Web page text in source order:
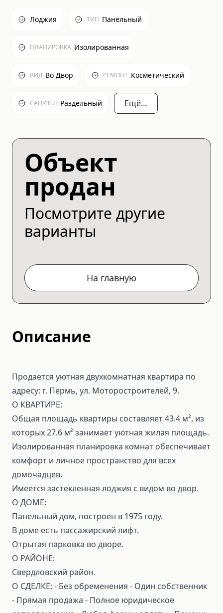
Лоджия ТИП Панельный
ПЛАНИРОВКА Изолированная
ВИД Во Двор РЕМОНТ Косметический
САНУЗЕЛ Раздельный Ещё…
Объект
продан
Посмотрите другие
варианты
На главную
Описание
Продается уютная двухкомнатная квартира по
адресу: г. Пермь, ул. Моторостроителей, 9.
О КВАРТИРЕ:
Общая площадь квартиры составляет 43.4 м², из
которых 27.6 м² занимает уютная жилая площадь.
Изолированная планировка комнат обеспечивает
комфорт и личное пространство для всех
домочадцев.
Имеется застекленная лоджия с видом во двор.
О ДОМЕ:
Панельный дом, построен в 1975 году.
В доме есть пассажирский лифт.
Отрытая парковка во дворе.
О РАЙОНЕ:
Свердловский район.
О СДЕЛКЕ: ⁃ Без обременения ⁃ Один собственник
⁃ Прямая продажа ⁃ Полное юридическое